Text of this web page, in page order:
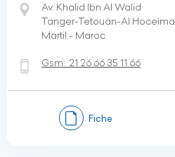
Av. Khalid Ibn Al Walid
Tanger-Tetouan-Al Hoceima
Martil - Maroc
Gsm: 21 26 66 35 11 66
Fiche